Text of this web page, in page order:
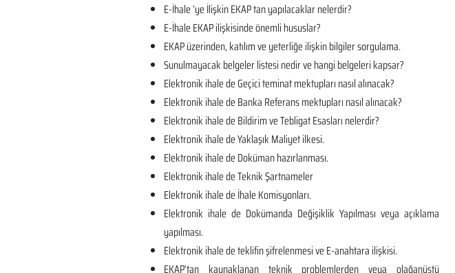
E-İhale ’ye İlişkin EKAP tan yapılacaklar nelerdir?
E-İhale EKAP ilişkisinde önemli hususlar?
EKAP üzerinden, katılım ve yeterliğe ilişkin bilgiler sorgulama.
Sunulmayacak belgeler listesi nedir ve hangi belgeleri kapsar?
Elektronik ihale de Geçici teminat mektupları nasıl alınacak?
Elektronik ihale de Banka Referans mektupları nasıl alınacak?
Elektronik ihale de Bildirim ve Tebligat Esasları nelerdir?
Elektronik ihale de Yaklaşık Maliyet ilkesi.
Elektronik ihale de Doküman hazırlanması.
Elektronik ihale de Teknik Şartnameler
Elektronik ihale de İhale Komisyonları.
Elektronik ihale de Dokümanda Değişiklik Yapılması veya açıklama
yapılması.
Elektronik ihale de teklifin şifrelenmesi ve E-anahtara ilişkisi.
EKAP’tan kaynaklanan teknik problemlerden veya olağanüstü